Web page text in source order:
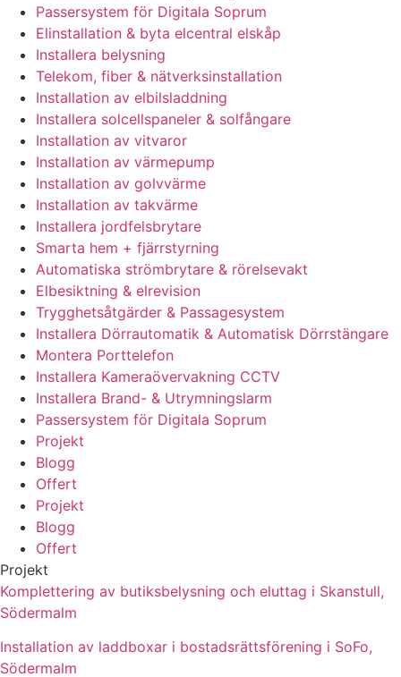
Passersystem för Digitala Soprum
Elinstallation & byta elcentral elskåp
Installera belysning
Telekom, fiber & nätverksinstallation
Installation av elbilsladdning
Installera solcellspaneler & solfångare
Installation av vitvaror
Installation av värmepump
Installation av golvvärme
Installation av takvärme
Installera jordfelsbrytare
Smarta hem + fjärrstyrning
Automatiska strömbrytare & rörelsevakt
Elbesiktning & elrevision
Trygghetsåtgärder & Passagesystem
Installera Dörrautomatik & Automatisk Dörrstängare
Montera Porttelefon
Installera Kameraövervakning CCTV
Installera Brand- & Utrymningslarm
Passersystem för Digitala Soprum
Projekt
Blogg
Offert
Projekt
Blogg
Offert
Projekt
Komplettering av butiksbelysning och eluttag i Skanstull,
Södermalm
Installation av laddboxar i bostadsrättsförening i SoFo,
Södermalm